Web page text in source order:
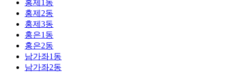
홍제1동
홍제2동
홍제3동
홍은1동
홍은2동
남가좌1동
남가좌2동